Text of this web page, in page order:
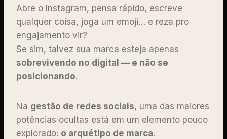
Abre o Instagram, pensa rápido, escreve
qualquer coisa, joga um emoji… e reza pro
engajamento vir?
Se sim, talvez sua marca esteja apenas
sobrevivendo no digital — e não se
posicionando.
Na gestão de redes sociais, uma das maiores
potências ocultas está em um elemento pouco
explorado: o arquétipo de marca.